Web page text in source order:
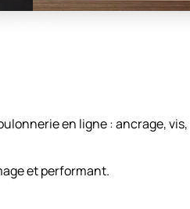
en ligne : ancrage, vis,
et performant.